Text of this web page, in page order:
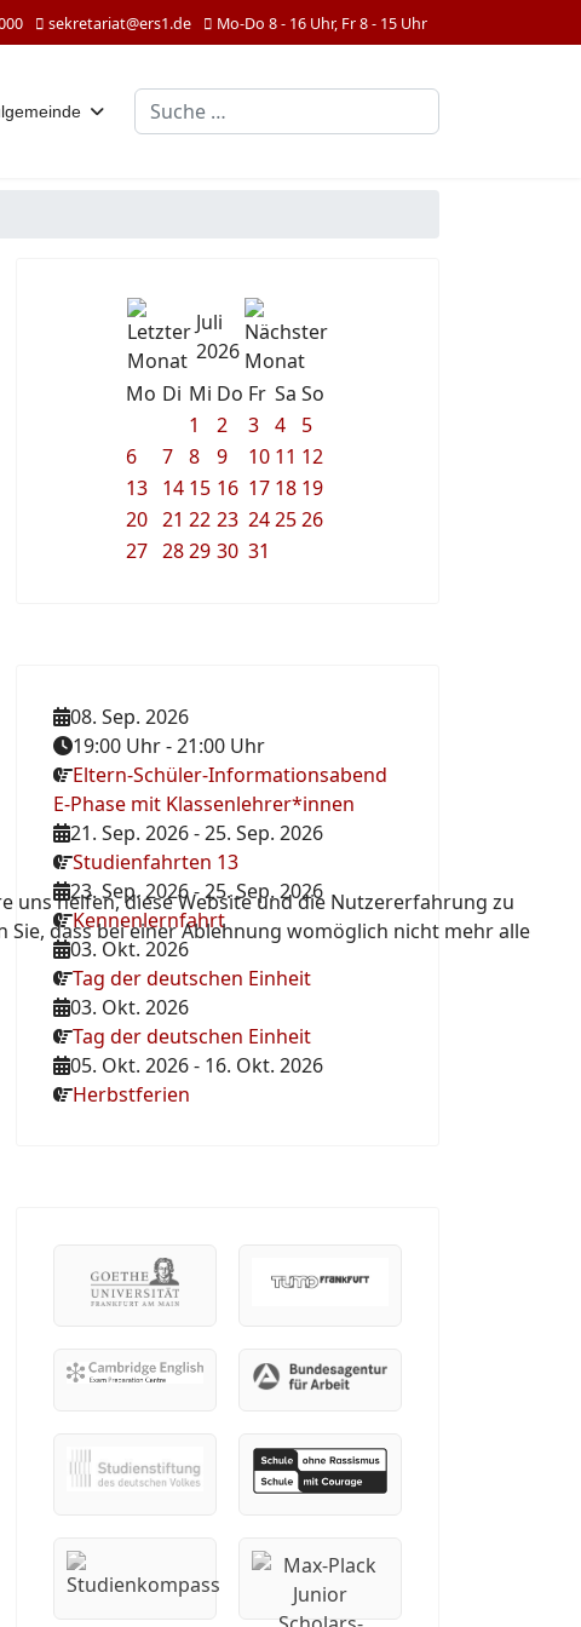
sekretariat@ers1.de Mo-Do 8 - 16 Uhr, Fr 8 - 15 Uhr
Suchen
Juli
2026
Mo Di Mi Do Fr Sa So
1
2 3 4
5
6
7 8 9 10 11 12
13 14 15 16 17 18 19
20 21 22 23 242526
27 2829 30 31
08. Sep. 2026
19:00 Uhr-21:00 Uhr
Eltern-Schüler-Informationsabend
E-Phase mit Klassenlehrer*innen
21. Sep. 2026-25. Sep. 2026
Studienfahrten 13
23. Sep. 2026-25. Sep. 2026
Kennenlernfahrt
03. Okt. 2026
Tag der deutschen Einheit
03. Okt. 2026
Tag der deutschen Einheit
05. Okt. 2026- 16. Okt. 2026
Herbstferien
uns helfen, diese Website und die Nutzererfahrung zu
Sie, dass bei einer Ablehnung womöglich nicht mehr alle